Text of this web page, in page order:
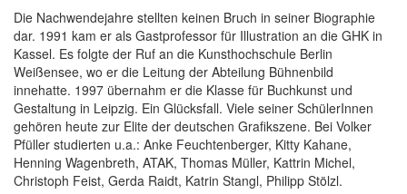
Die Nachwendejahre stellten keinen Bruch in seiner Biographie
dar. 1991 kam er als Gastprofessor für Illustration an die GHK in
Kassel. Es folgte der Ruf an die Kunsthochschule Berlin
Weißensee, wo er die Leitung der Abteilung Bühnenbild
innehatte. 1997 übernahm er die Klasse für Buchkunst und
Gestaltung in Leipzig. Ein Glücksfall. Viele seiner SchülerInnen
gehören heute zur Elite der deutschen Grafikszene. Bei Volker
Pfüller studierten u.a.: Anke Feuchtenberger, Kitty Kahane,
Henning Wagenbreth, ATAK, Thomas Müller, Kattrin Michel,
Christoph Feist, Gerda Raidt, Katrin Stangl, Philipp Stölzl.